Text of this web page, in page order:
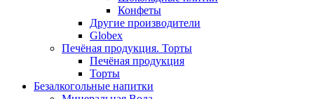
Конфеты
Другие производители
Globex
Печёная продукция. Торты
Печёная продукция
Торты
Безалкогольные напитки